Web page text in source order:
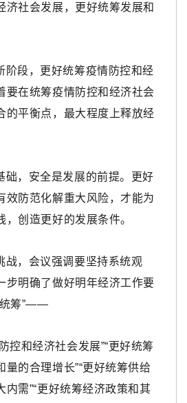
济社会发展，更好统筹发展和
阶段，更好统筹疫情防控和经
要在统筹疫情防控和经济社会
的平衡点，最大程度上释放经
础，安全是发展的前提。更好
效防范化解重大风险，才能为
，创造更好的发展条件。
战，会议强调要坚持系统观
步明确了做好明年经济工作要
统筹”——
控和经济社会发展”“更好统筹
量的合理增长”“更好统筹供给
内需”“更好统筹经济政策和其